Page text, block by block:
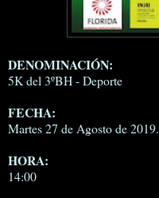
DENOMINACIÓN:
5K del 3ºBH - Deporte
FECHA:
Martes 27 de Agosto de 2019.
HORA:
14:00